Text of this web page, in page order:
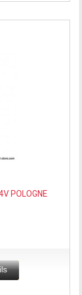
POLOGNE